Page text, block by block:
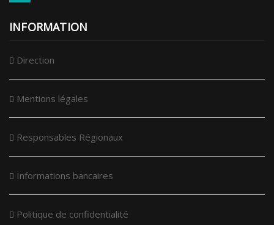
INFORMATION
Direction
Mentions légales
Responsables Régionaux
Informations bancaires
Politique de confidentialité